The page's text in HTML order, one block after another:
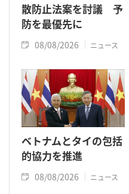
散防止法案を討議 予
防を最優先に
08/08/2026 ニュース
ベトナムとタイの包括
的協力を推進
08/08/2026 ニュース